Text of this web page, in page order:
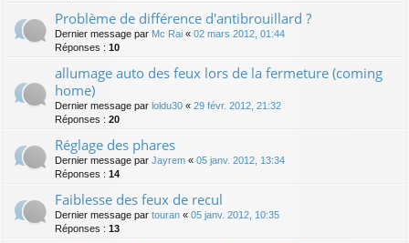
Problème de différence d'antibrouillard ?
Dernier message par Mc Rai « 02 mars 2012, 01:44
Réponses : 10
allumage auto des feux lors de la fermeture (coming
home)
Dernier message par loldu30 « 29 févr. 2012, 21:32
Réponses : 20
Réglage des phares
Dernier message par Jayrem « 05 janv. 2012, 13:34
Réponses : 14
Faiblesse des feux de recul
Dernier message par touran « 05 janv. 2012, 10:35
Réponses : 13